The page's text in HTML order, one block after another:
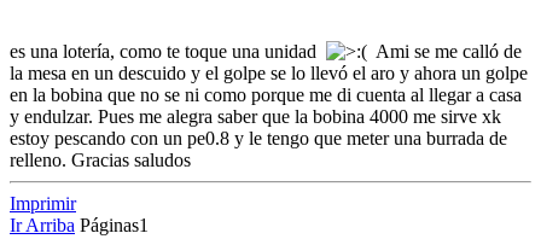
es una lotería, como te toque una unidad
Ami se me calló de
la mesa en un descuido y el golpe se lo llevó el aro y ahora un golpe
en la bobina que no se ni como porque me di cuenta al llegar a casa
y endulzar. Pues me alegra saber que la bobina 4000 me sirve xk
estoy pescando con un pe0.8 y le tengo que meter una burrada de
relleno. Gracias saludos
Imprimir
Ir Arriba Páginas1